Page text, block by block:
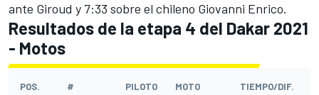
ante Giroud y 7:33 sobre el chileno Giovanni Enrico.
Resultados de la etapa 4 del Dakar 2021
- Motos
POS. # PILOTO MOTO TIEMPO/DIF.